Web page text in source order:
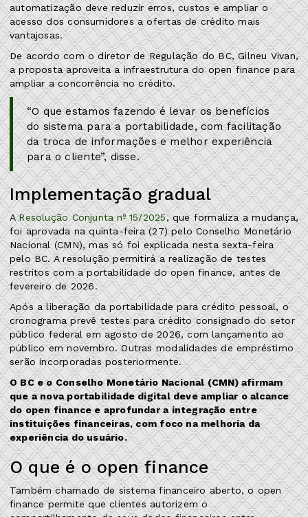
automatização deve reduzir erros, custos e ampliar o
acesso dos consumidores a ofertas de crédito mais
vantajosas.
De acordo com o diretor de Regulação do BC, Gilneu Vivan,
a proposta aproveita a infraestrutura do open finance para
ampliar a concorrência no crédito.
“O que estamos fazendo é levar os benefícios
do sistema para a portabilidade, com facilitação
da troca de informações e melhor experiência
para o cliente”, disse.
Implementação gradual
AResolução Conjunta nº 15/2025, que formaliza a mudança,
foi aprovada na quinta-feira (27) pelo Conselho Monetário
Nacional (CMN), mas só foi explicada nesta sexta-feira
pelo BC. A resolução permitirá a realização de testes
restritos com a portabilidade do open finance, antes de
fevereiro de 2026.
Após a liberação da portabilidade para crédito pessoal, o
cronograma prevê testes para crédito consignado do setor
público federal em agosto de 2026, com lançamento ao
público em novembro. Outras modalidades de empréstimo
serão incorporadas posteriormente.
O BC e o Conselho Monetário Nacional (CMN) afirmam
que a nova portabilidade digital deve ampliar o alcance
do open finance e aprofundar a integração entre
instituições financeiras, com foco na melhoria da
experiência do usuário.
O que é o open finance
Também chamado de sistema financeiro aberto, o open
finance permite que clientes autorizem o